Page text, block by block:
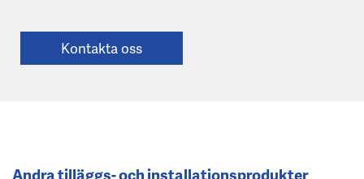
Kontakta oss
Andra tilläggs- och installationsprodukter